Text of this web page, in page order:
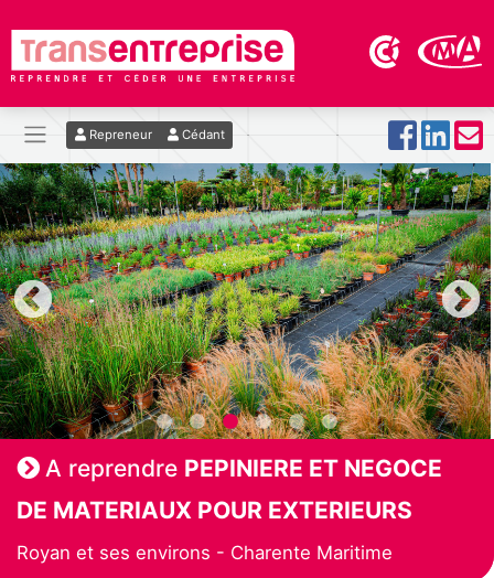
Repreneur Cédant
A reprendre PEPINIERE ET NEGOCE
DE MATERIAUX POUR EXTERIEURS
Royan et ses environs - Charente Maritime